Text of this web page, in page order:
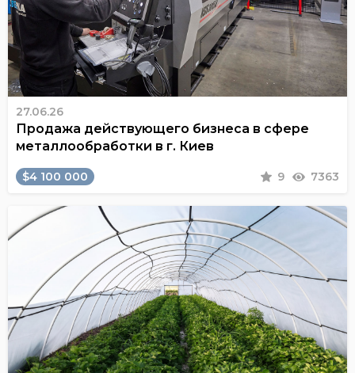
27.06.26
Продажа действующего бизнеса в сфере
металлообработки в г. Киев
$4 100 000 9 7363